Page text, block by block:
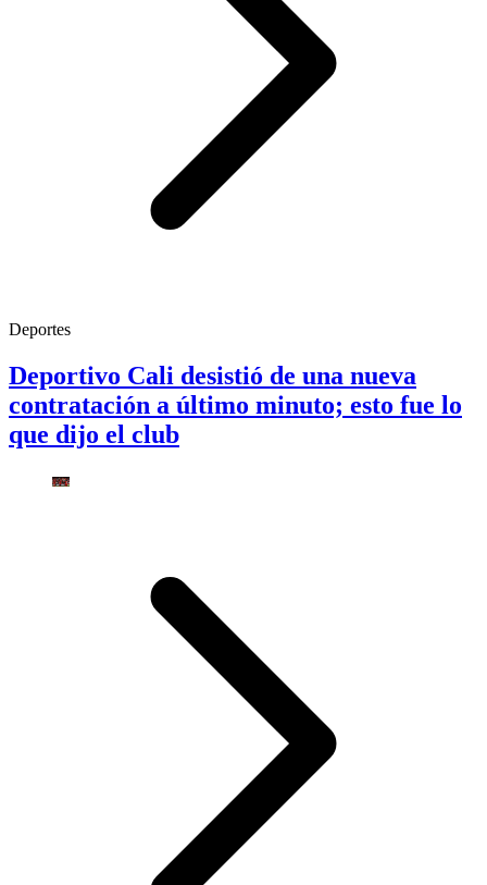
Deportes
Deportivo Cali desistió de una nueva
contratación a último minuto; esto fue lo
que dijo el club